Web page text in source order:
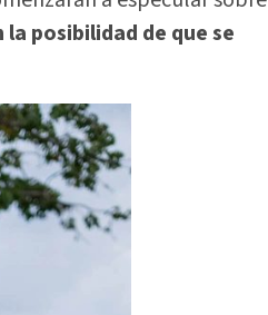
posibilidad de que se